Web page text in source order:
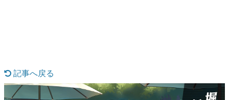
具体的な形から解き明かしていく、硬派で骨太な評論連載
記事へ戻る